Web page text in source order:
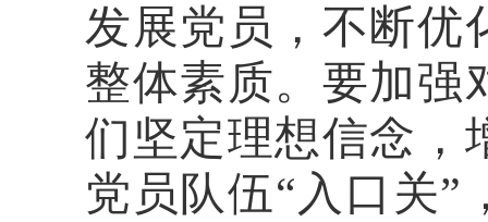
发展党员，不断优
整体素质。要加强
们坚定理想信念，
党员队伍“ 入口关”